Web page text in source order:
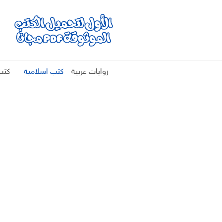
روايات عربية كتب اسلامية